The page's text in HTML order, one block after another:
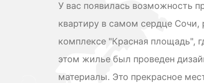
У вас появилась возможность
квартиру в самом сердце
комплексе "Красная площадь",
этом жилье был проведен
материалы. Это прекрасное